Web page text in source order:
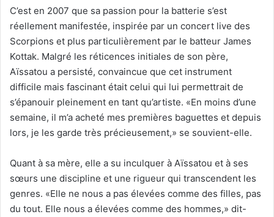
C’est en 2007 que sa passion pour la batterie s’est
réellement manifestée, inspirée par un concert live des
Scorpions et plus particulièrement par le batteur James
Kottak. Malgré les réticences initiales de son père,
Aïssatou a persisté, convaincue que cet instrument
difficile mais fascinant était celui qui lui permettrait de
s’épanouir pleinement en tant qu’artiste. «En moins d’une
semaine, il m’a acheté mes premières baguettes et depuis
lors, je les garde très précieusement,» se souvient-elle.
Quant à sa mère, elle a su inculquer à Aïssatou et à ses
sœurs une discipline et une rigueur qui transcendent les
genres. «Elle ne nous a pas élevées comme des filles, pas
du tout. Elle nous a élevées comme des hommes,» dit-